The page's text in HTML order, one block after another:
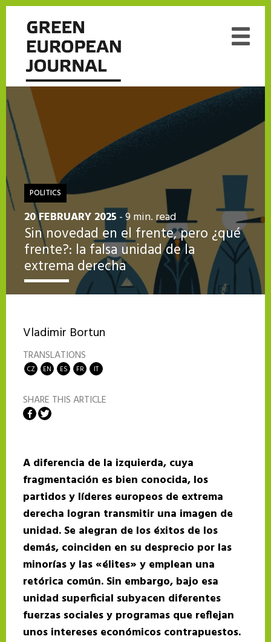
POLITICS
20 FEBRUARY 2025 - 9 min. read
Sin novedad en el frente, pero ¿qué
frente?: la falsa unidad de la
extrema derecha
Vladimir Bortun
TRANSLATIONS
CZ EN ES FR IT
SHARE THIS ARTICLE
Share on Facebook
Share on Twitter
A diferencia de la izquierda, cuya
fragmentación es bien conocida, los
partidos y líderes europeos de extrema
derecha logran transmitir una imagen de
unidad. Se alegran de los éxitos de los
demás, coinciden en su desprecio por las
minorías y las «élites» y emplean una
retórica común. Sin embargo, bajo esa
unidad superficial subyacen diferentes
fuerzas sociales y programas que reflejan
unos intereses económicos contrapuestos.